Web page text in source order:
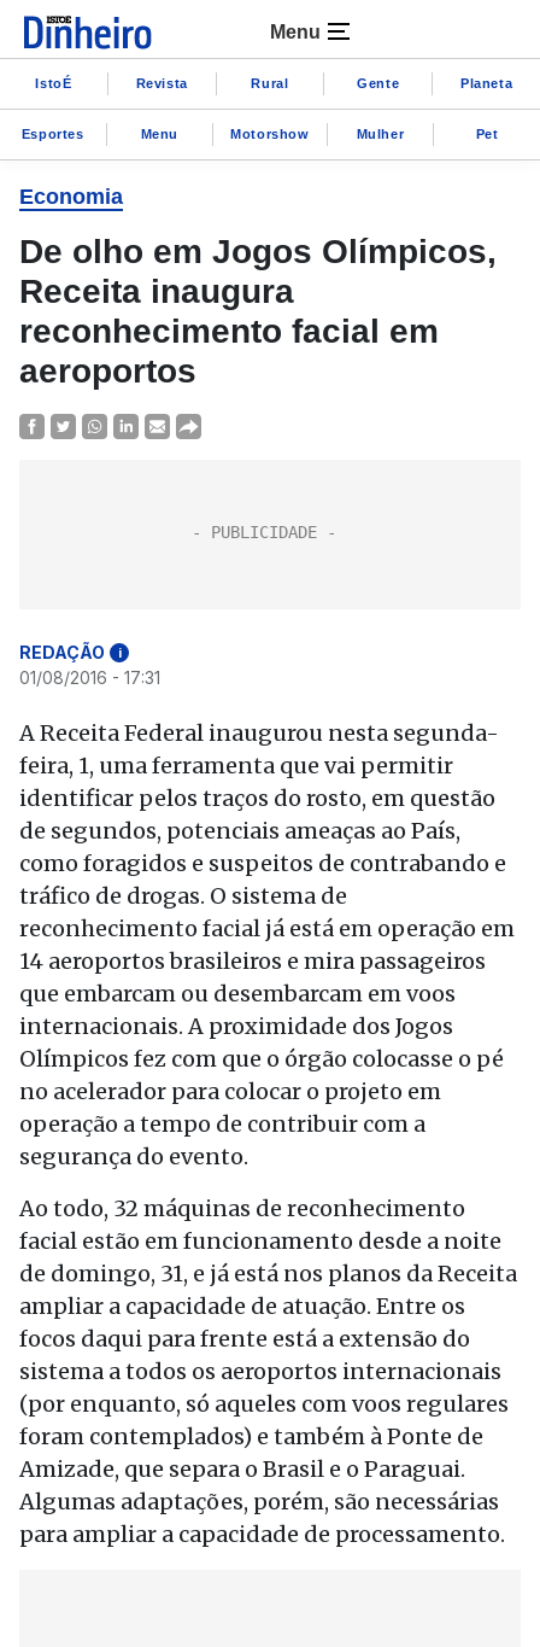
Menu
IstoÉ Revista Rural Gente Planeta
Esportes Menu Motorshow Mulher Pet
Economia
De olho em Jogos Olímpicos,
Receita inaugura
reconhecimento facial em
aeroportos
REDAÇÃO i
01/08/2016 - 17:31
A Receita Federal inaugurou nesta segunda-
feira, 1, uma ferramenta que vai permitir
identificar pelos traços do rosto, em questão
de segundos, potenciais ameaças ao País,
como foragidos e suspeitos de contrabando e
tráfico de drogas. O sistema de
reconhecimento facial já está em operação em
14 aeroportos brasileiros e mira passageiros
que embarcam ou desembarcam em voos
internacionais. A proximidade dos Jogos
Olímpicos fez com que o órgão colocasse o pé
no acelerador para colocar o projeto em
operação a tempo de contribuir com a
segurança do evento.
Ao todo, 32 máquinas de reconhecimento
facial estão em funcionamento desde a noite
de domingo, 31, e já está nos planos da Receita
ampliar a capacidade de atuação. Entre os
focos daqui para frente está a extensão do
sistema a todos os aeroportos internacionais
(por enquanto, só aqueles com voos regulares
foram contemplados) e também à Ponte de
Amizade, que separa o Brasil e o Paraguai.
Algumas adaptações, porém, são necessárias
para ampliar a capacidade de processamento.